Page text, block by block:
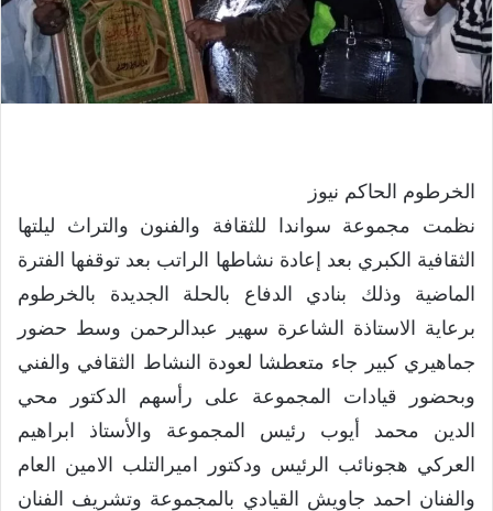
الخرطوم الحاكم نيوز
نظمت مجموعة سواندا للثقافة والفنون والتراث ليلتها
الثقافية الكبري بعد إعادة نشاطها الراتب بعد توقفها الفترة
الماضية وذلك بنادي الدفاع بالحلة الجديدة بالخرطوم
برعاية الاستاذة الشاعرة سهير عبدالرحمن وسط حضور
جماهيري كبير جاء متعطشا لعودة النشاط الثقافي والفني
وبحضور قيادات المجموعة على رأسهم الدكتور محي
الدين محمد أيوب رئيس المجموعة والأستاذ ابراهيم
العركي هجونائب الرئيس ودكتور اميرالتلب الامين العام
والفنان احمد جاويش القيادي بالمجموعة وتشريف الفنان